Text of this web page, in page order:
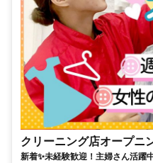
クリーニング店オープニ
新着✨未経験歓迎！主婦さん活